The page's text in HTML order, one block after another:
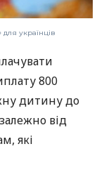
українців
800
дитину до
від
які